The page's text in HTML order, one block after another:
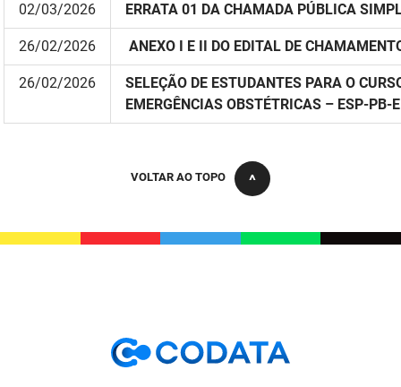
02/03/2026 ERRATA 01 DA CHAMADA PÚBLICA
26/02/2026 ANEXO I E II DO EDITAL DE
26/02/2026
SELEÇÃO DE ESTUDANTES PARA O
EMERGÊNCIAS OBSTÉTRICAS – ESP-
VOLTAR AO TOPO